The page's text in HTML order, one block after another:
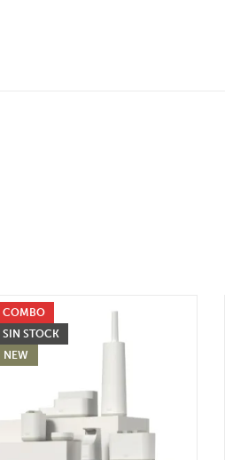
COMBO
SIN STOCK
NEW